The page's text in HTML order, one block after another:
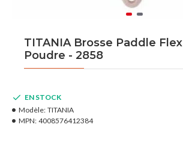
TITANIA Brosse Paddle
Poudre - 2858
EN STOCK
Modèle: TITANIA
MPN: 4008576412384